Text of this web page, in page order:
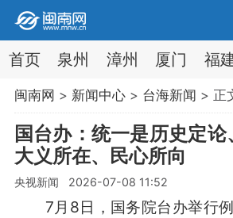
首页 泉州 漳州 厦门 福
闽南网 > 新闻中心> 台海新闻 > 正
国台办：统一是历史定论
大义所在、民心所向
央视新闻 2026-07-08 11:52
7月8日，国务院台办举行例